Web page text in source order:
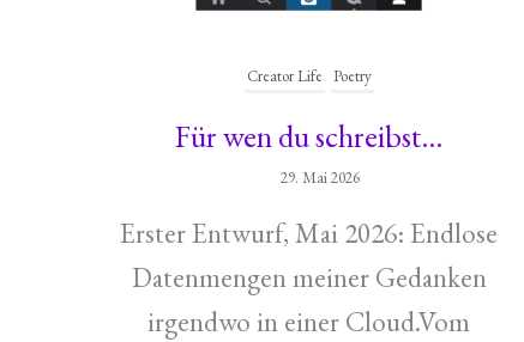
Creator Life Poetry
Für wen du schreibst…
29. Mai 2026
Erster Entwurf, Mai 2026: Endlose
Datenmengen meiner Gedanken
irgendwo in einer Cloud.Vom